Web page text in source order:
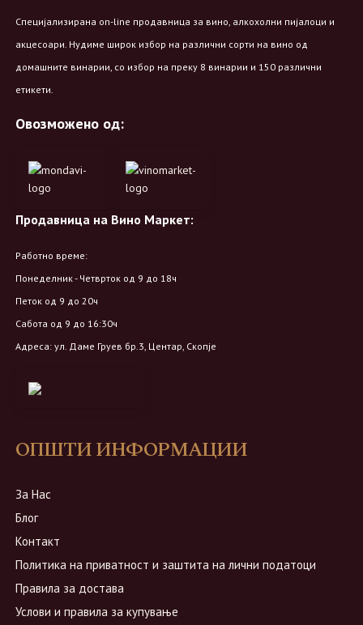
Специјализирана on-line продавница за вино, алкохолни пијалоци и
акцесоари. Нудиме широк избор на различни сорти на вино од
домашните винарии, со избор на преку 8 винарии и 150 различни
етикети.
Овозможено од:
Продавница на Вино Маркет:
Работно време:
Понеделник - Четврток од 9 до 18ч
Петок од 9 до 20ч
Сабота од 9 до 16:30ч
Адреса: ул. Даме Груев бр.3, Центар, Скопје
ОПШТИ ИНФОРМАЦИИ
За Нас
Блог
Контакт
Политика на приватност и заштита на лични податоци
Правила за достава
Услови и правила за купување